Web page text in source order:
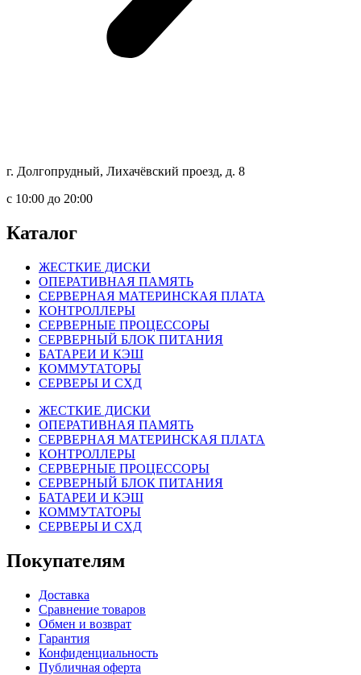
г. Долгопрудный, Лихачёвский проезд, д. 8
c 10:00 до 20:00
Каталог
ЖЕСТКИЕ ДИСКИ
ОПЕРАТИВНАЯ ПАМЯТЬ
СЕРВЕРНАЯ МАТЕРИНСКАЯ ПЛАТА
КОНТРОЛЛЕРЫ
СЕРВЕРНЫЕ ПРОЦЕССОРЫ
СЕРВЕРНЫЙ БЛОК ПИТАНИЯ
БАТАРЕИ И КЭШ
КОММУТАТОРЫ
СЕРВЕРЫ И СХД
ЖЕСТКИЕ ДИСКИ
ОПЕРАТИВНАЯ ПАМЯТЬ
СЕРВЕРНАЯ МАТЕРИНСКАЯ ПЛАТА
КОНТРОЛЛЕРЫ
СЕРВЕРНЫЕ ПРОЦЕССОРЫ
СЕРВЕРНЫЙ БЛОК ПИТАНИЯ
БАТАРЕИ И КЭШ
КОММУТАТОРЫ
СЕРВЕРЫ И СХД
Покупателям
Доставка
Сравнение товаров
Обмен и возврат
Гарантия
Конфиденциальность
Публичная оферта